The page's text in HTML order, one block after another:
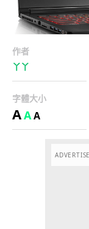
作者
丫丫
字體大小
AAA